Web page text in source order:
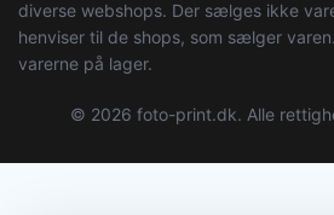
diverse webshops. Der sælges ikke
henviser til de shops, som sælger
varerne på lager.
© 2026 foto-print.dk. Alle